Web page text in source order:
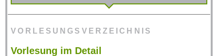
VORLESUNGSVERZEICHNIS
Vorlesung im Detail